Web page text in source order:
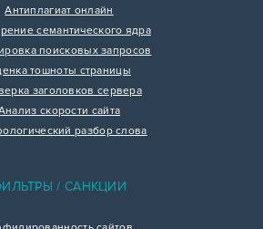
Антиплагиат онлайн
семантического ядра
поисковых запросов
тошноты страницы
заголовков сервера
скорости сайта
разбор слова
/ САНКЦИИ